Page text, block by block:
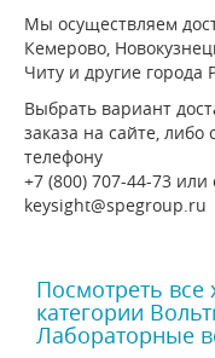
Мы осуществляем
Кемерово,
Читу и другие города
Выбрать вариант
заказа на сайте,
телефону
+7 (800) 707-44-73 или
keysight@spegroup.ru
Посмотреть все
категории
Лабораторные